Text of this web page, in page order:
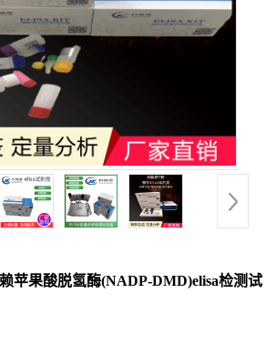
苹果酸脱氢酶(NADP-DMD)elisa检测试